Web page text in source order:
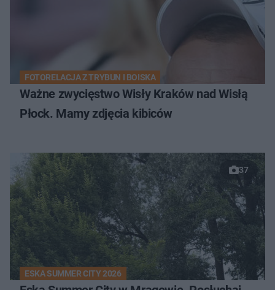
FOTORELACJA Z TRYBUN I BOISKA
Ważne zwycięstwo Wisły Kraków nad Wisłą
Płock. Mamy zdjęcia kibiców
37
ESKA SUMMER CITY 2026